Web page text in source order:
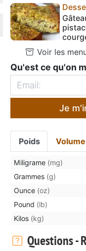
Voir les
Qu'est ce qu'on
Je
Poids Volume
Miligrame (mg)
Grammes (g)
Ounce (oz)
Pound (lb)
Kilos (kg)
Questions -